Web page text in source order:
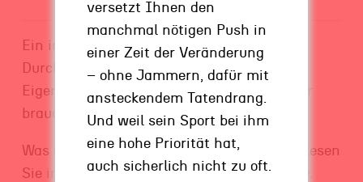
Ein innerer Drang nach Erfolg,
Durchhaltevermögen, Disziplin – das sind
Eigenschaften, die Sie als Start-up-Gründer
brauchen.
Was aber mindestens genauso wichtig ist, lesen
Sie in meinem Gastbeitrag inStartupValley
versetzt Ihnen den
manchmal nötigen Push in
einer Zeit der Veränderung
– ohne Jammern, dafür mit
ansteckendem Tatendrang.
Und weil sein Sport bei ihm
eine hohe Priorität hat,
auch sicherlich nicht zu oft.